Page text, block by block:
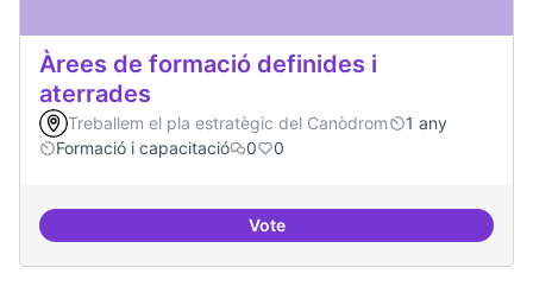
Àrees de formació definides i
aterrades
Treballem el pla estratègic del Canòdrom
1 any
Formació i capacitació
0 0
VoteÀrees de formació definides i